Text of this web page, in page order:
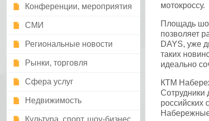
Конференции, мероприятия
СМИ
Региональные новости
Рынки, торговля
Сфера услуг
Недвижимость
Культура, спорт, шоу-бизнес
мотокроссу.
Площадь
позволяет
DAYS, уже
таких
идеально
КТМ
Сотрудники
российских